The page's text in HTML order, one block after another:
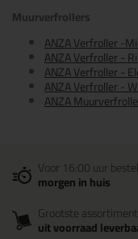
Muurverfrollers
ANZA Verfroller -
ANZA Verfroller -
ANZA Verfroller -
ANZA Verfroller -
ANZA
Voor 16:00 uur
morgen in huis
Grootste assortiment
uit voorraad